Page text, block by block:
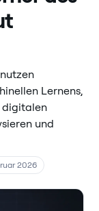
Lernens,
digitalen
und
2026